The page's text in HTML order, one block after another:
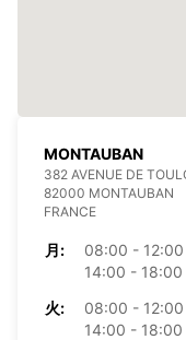
MONTAUBAN
382 AVENUE DE
82000 MONTAUBAN
FRANCE
月:
08:00 - 12:00
14:00 - 18:00
火:
08:00 - 12:00
14:00 - 18:00